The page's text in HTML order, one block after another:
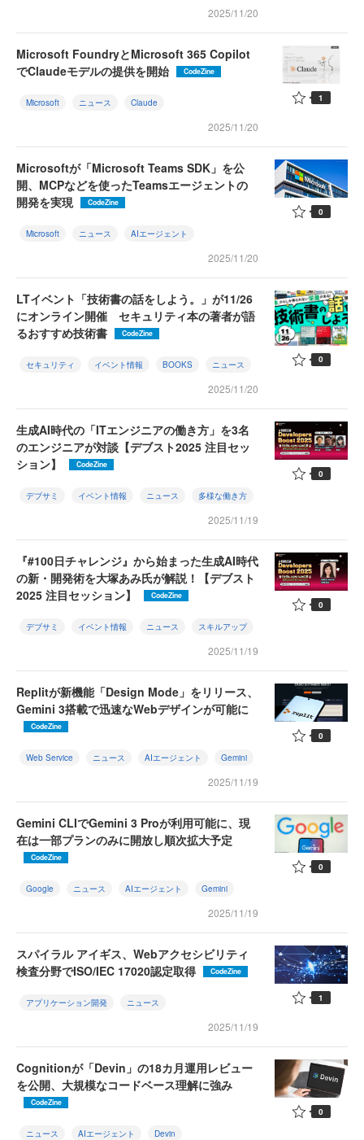
2025/11/20
Microsoft FoundryとMicrosoft 365 Copilot
でClaudeモデルの提供を開始
CodeZine
Microsoft ニュース Claude
2025/11/20
1
Microsoftが「Microsoft Teams SDK」を公
開、MCPなどを使ったTeamsエージェントの
開発を実現
CodeZine
Microsoft ニュース AIエージェント
2025/11/20
0
LTイベント「技術書の話をしよう。」が11/26
にオンライン開催 セキュリティ本の著者が語
るおすすめ技術書
CodeZine
セキュリティ イベント情報 BOOKS ニュース
2025/11/20
0
生成AI時代の「ITエンジニアの働き方」を3名
のエンジニアが対談【デブスト2025 注目セッ
ション】
CodeZine
デブサミ イベント情報 ニュース 多様な働き方
2025/11/19
0
『#100日チャレンジ』から始まった生成AI時代
の新・開発術を大塚あみ氏が解説！【デブスト
2025 注目セッション】
CodeZine
デブサミ イベント情報 ニュース スキルアップ
2025/11/19
0
Replitが新機能「Design Mode」をリリース、
Gemini 3搭載で迅速なWebデザインが可能に
CodeZine
Web Service ニュース AIエージェント Gemini
2025/11/19
0
Gemini CLIでGemini 3 Proが利用可能に、現
在は一部プランのみに開放し順次拡大予定
CodeZine
Google ニュース AIエージェント Gemini
2025/11/19
0
スパイラル アイギス、Webアクセシビリティ
検査分野でISO/IEC 17020認定取得
CodeZine
アプリケーション開発 ニュース
2025/11/19
1
Cognitionが「Devin」の18カ月運用レビュー
を公開、大規模なコードベース理解に強み
CodeZine
ニュース AIエージェント Devin
0